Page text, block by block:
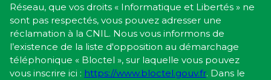
Réseau, que vos droits « Informatique et Libertés » ne
sont pas respectés, vous pouvez adresser une
réclamation à la CNIL. Nous vous informons de
l’existence de la liste d'opposition au démarchage
téléphonique « Bloctel », sur laquelle vous pouvez
vous inscrire ici : https://www.bloctel.gouv.fr. Dans le